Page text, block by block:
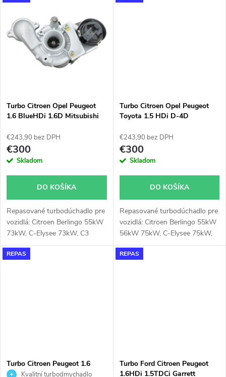
k
t
t
o
55KW 1.6TDCi 70KW C-Max
1.6TDCi 70kW Fiesta 1.6TDCi
55KW 70kW Focus III 1.6TDCi
70KW Tourneo 1.6TDCi 55kW
Transit 1.6TDCi 55kW, Peugeot
1.4HDi 50kW 1.6HDi 68kW
301 1.6HDi 68kW 308 1.6HDi
68KW
Turbo Citroen Opel Peugeot
1.6 BlueHDi 1.6D Mitsubishi
€243,90 bez DPH
€300
Skladom
DO KOŠÍKA
Repasované turbodúchadlo pre
vozidlá: Citroen Berlingo 55kW
73kW, C-Elysee 73kW, C3
55kW 73kW, C4 73kW, DS3
73kW, DS4 73kW, Jumpy
Turbo Citroen Opel Peugeot
Toyota 1.5 HDi D-4D
€243,90 bez DPH
€300
Skladom
DO KOŠÍKA
Repasované turbodúchadlo pre
vozidlá: Citroen Berlingo 55kW
56kW 75kW, C-Elysee 75kW,
C3 73kW 75kW, C4 73kW
75kW, DS3 75kW, Opel Combo
REPAS
Turbo Citroen Peugeot 1.6
THP 1.6 KKK 53039700121
Kvalitní turbodmychadlo
REPAS
Turbo Ford Citroen Peugeot
1.6HDi 1.5TDCi Garrett